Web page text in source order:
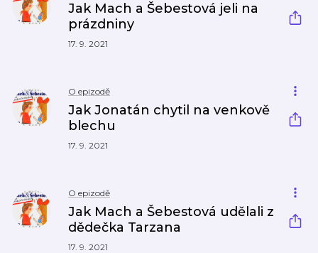
Jak Mach a Šebestová jeli na
prázdniny
17. 9. 2021
O epizodě
Jak Jonatán chytil na venkově
blechu
17. 9. 2021
O epizodě
Jak Mach a Šebestová udělali z
dědečka Tarzana
17. 9. 2021